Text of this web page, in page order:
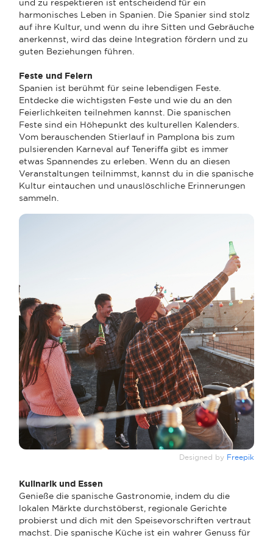
und zu respektieren ist entscheidend für ein
harmonisches Leben in Spanien. Die Spanier sind stolz
auf ihre Kultur, und wenn du ihre Sitten und Gebräuche
anerkennst, wird das deine Integration fördern und zu
guten Beziehungen führen.
Feste und Feiern
Spanien ist berühmt für seine lebendigen Feste.
Entdecke die wichtigsten Feste und wie du an den
Feierlichkeiten teilnehmen kannst. Die spanischen
Feste sind ein Höhepunkt des kulturellen Kalenders.
Vom berauschenden Stierlauf in Pamplona bis zum
pulsierenden Karneval auf Teneriffa gibt es immer
etwas Spannendes zu erleben. Wenn du an diesen
Veranstaltungen teilnimmst, kannst du in die spanische
Kultur eintauchen und unauslöschliche Erinnerungen
sammeln.
Designed by Freepik
Kulinarik und Essen
Genieße die spanische Gastronomie, indem du die
lokalen Märkte durchstöberst, regionale Gerichte
probierst und dich mit den Speisevorschriften vertraut
machst. Die spanische Küche ist ein wahrer Genuss für